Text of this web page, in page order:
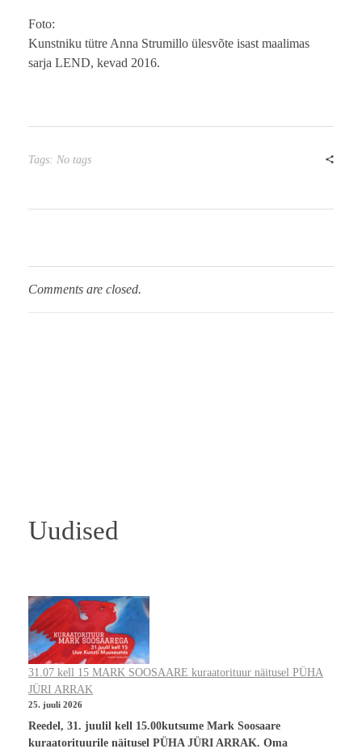
Foto:
Kunstniku tütre Anna Strumillo ülesvõte isast maalimas
sarja LEND, kevad 2016.
Tags: No tags
Comments are closed.
Uudised
31.07 kell 15 MARK SOOSAARE kuraatorituur näitusel PÜHA
JÜRI ARRAK
25. juuli 2026
Reedel, 31. juulil kell 15.00kutsume Mark Soosaare
kuraatorituurile näitusel PÜHA JÜRI ARRAK. Oma